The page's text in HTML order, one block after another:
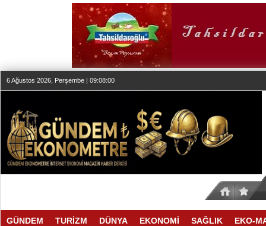
6 Ağustos 2026, Perşembe | 09:08:01
GÜNDEM TURİZM DÜNYA EKONOMİ SAĞLIK EKO-